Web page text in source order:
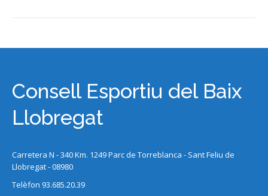
Consell Esportiu del Baix
Llobregat
Carretera N - 340 Km. 1249 Parc de Torreblanca - Sant Feliu de
Llobregat - 08980
Telèfon 93.685.20.39